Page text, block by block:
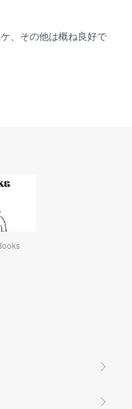
、その他は概ね良好で